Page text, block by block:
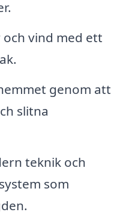
vind med ett
genom att
slitna
teknik och
som